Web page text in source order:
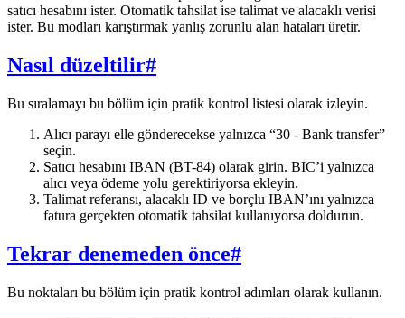
satıcı hesabını ister. Otomatik tahsilat ise talimat ve alacaklı verisi
ister. Bu modları karıştırmak yanlış zorunlu alan hataları üretir.
Nasıl düzeltilir#
Bu sıralamayı bu bölüm için pratik kontrol listesi olarak izleyin.
Alıcı parayı elle gönderecekse yalnızca “30 - Bank transfer”
seçin.
Satıcı hesabını IBAN (BT-84) olarak girin. BIC’i yalnızca
alıcı veya ödeme yolu gerektiriyorsa ekleyin.
Talimat referansı, alacaklı ID ve borçlu IBAN’ını yalnızca
fatura gerçekten otomatik tahsilat kullanıyorsa doldurun.
Tekrar denemeden önce#
Bu noktaları bu bölüm için pratik kontrol adımları olarak kullanın.